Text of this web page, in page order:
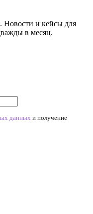
Новости и кейсы для
в месяц.
данных и получение